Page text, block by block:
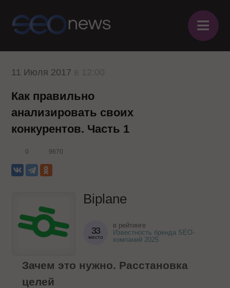
≡
11 Июля 2017
Как правильно
анализировать своих
конкурентов. Часть 1
0 9670
Biplane
33
место
в рейтинге
Известность бренда SEO-
компаний 2025
Зачем это нужно. Расстановка
целей